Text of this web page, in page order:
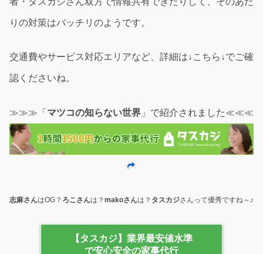
りの対策はバッチリのようです。
交通費やサービス対応エリアなど、詳細は↓ こちら ↓でご確
認くださいね。
≫≫≫「 マツコの知らない世界 」で紹介されました≪≪≪
志麻さんはOG？ ろこさんは？ makoさんは？ タスカジさんって優秀ですね～♪
【タスカジ】業界最安値水準
で安心安全の家事代行